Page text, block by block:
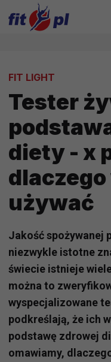
FIT LIGHT
Tester
diety - x
używać
Jakość spożywanej
niezwykle istotne
świecie istnieje
można to
wyspecjalizowane
podkreślają, że ich
podstawę zdrowej
omawiamy,